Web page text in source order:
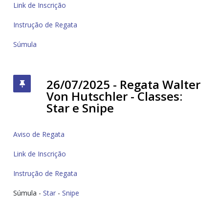
Link de Inscrição
Instrução de Regata
Súmula
26/07/2025 - Regata Walter
Von Hutschler - Classes:
Star e Snipe
Aviso de Regata
Link de Inscrição
Instrução de Regata
Súmula - Star - Snipe